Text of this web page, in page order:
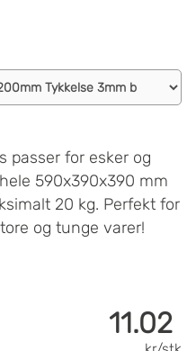
passer for esker og
590x390x390 mm
20 kg. Perfekt for
og tunge varer!
11.02